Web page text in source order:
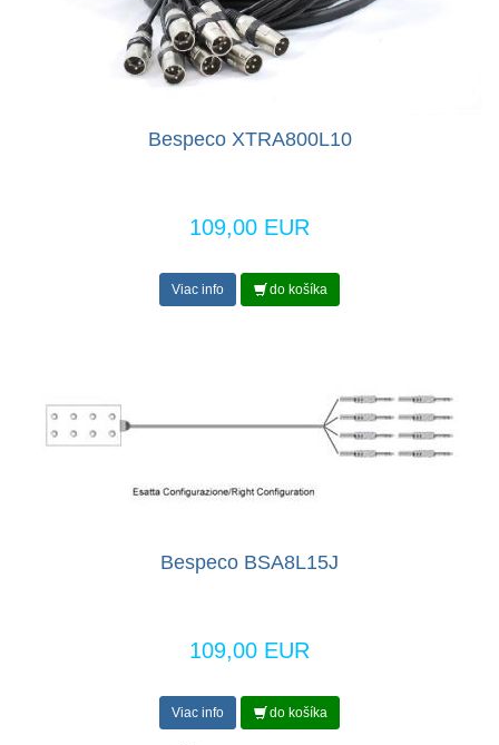
Bespeco XTRA800L10
109,00 EUR
Viac info do košíka
Bespeco BSA8L15J
109,00 EUR
Viac info do košíka